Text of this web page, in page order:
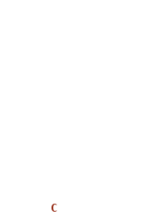
C